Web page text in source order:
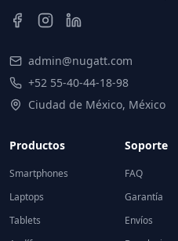
admin@nugatt.com
+52 55-40-44-18-98
Ciudad de México, México
Productos
Smartphones
Laptops
Tablets
Soporte
FAQ
Garantía
Envíos